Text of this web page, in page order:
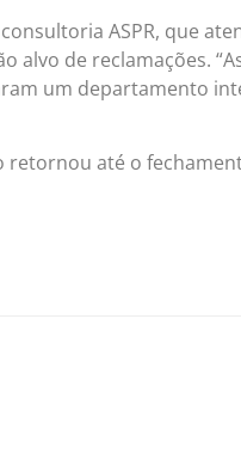
ASPR, que
alvo de reclamações.
um departamento
retornou até o